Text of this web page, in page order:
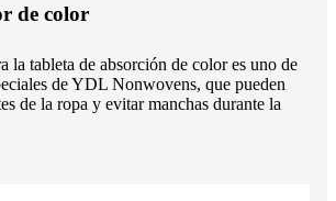
de color
la tableta de absorción de color es uno de
de YDL Nonwovens, que pueden
de la ropa y evitar manchas durante la